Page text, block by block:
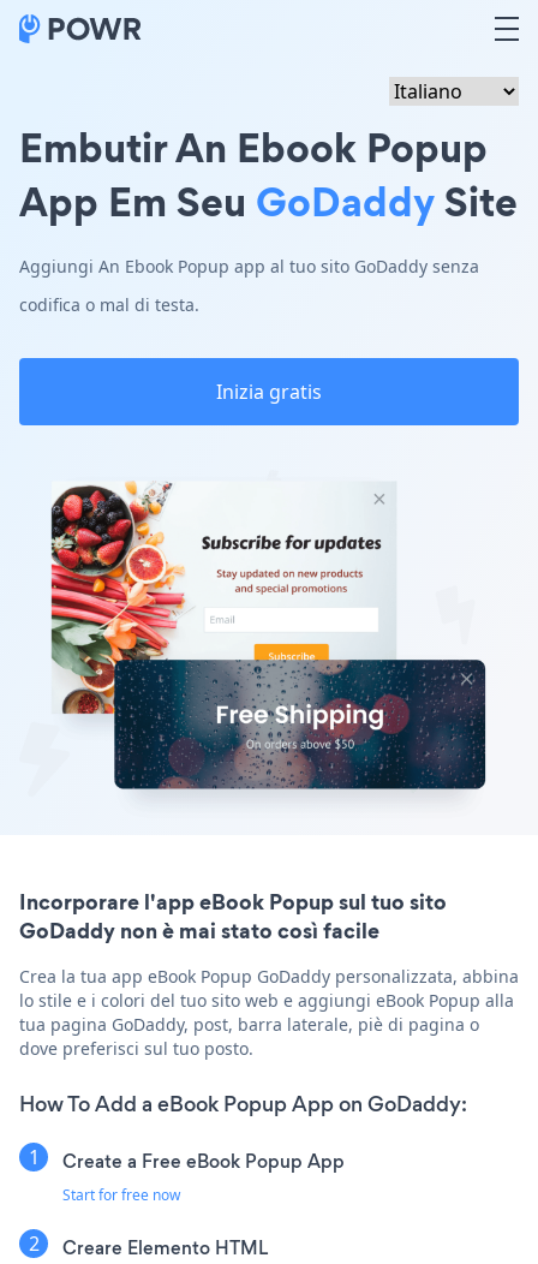
Embutir An Ebook Popup
App Em Seu GoDaddySite
Aggiungi An Ebook Popup app al tuo sito GoDaddy senza
codifica o mal di testa.
Inizia gratis
Incorporare l'app eBook Popup sul tuo sito
GoDaddy non è mai stato così facile
Crea la tua app eBook Popup GoDaddy personalizzata, abbina
lo stile e i colori del tuo sito web e aggiungi eBook Popup alla
tua pagina GoDaddy, post, barra laterale, piè di pagina o
dove preferisci sul tuo posto.
How To Add a eBook Popup App on GoDaddy:
Create a Free eBook Popup App
Start for free now
Creare Elemento HTML